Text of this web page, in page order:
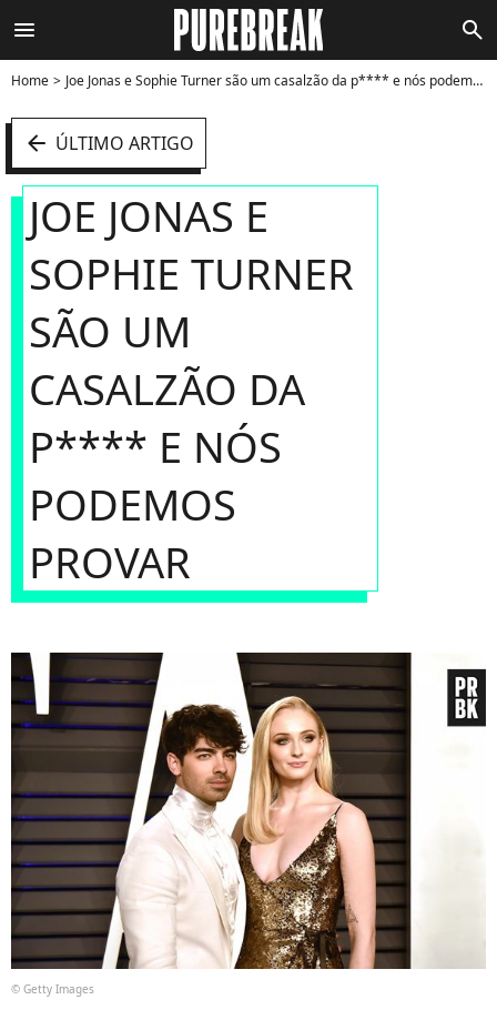
menu search
Home Joe Jonas e Sophie Turner são um casalzão da p**** e nós podemos provar - Foto
arrow_left ÚLTIMO ARTIGO
JOE JONAS E
SOPHIE TURNER
SÃO UM
CASALZÃO DA
P**** E NÓS
PODEMOS
PROVAR
© Getty Images